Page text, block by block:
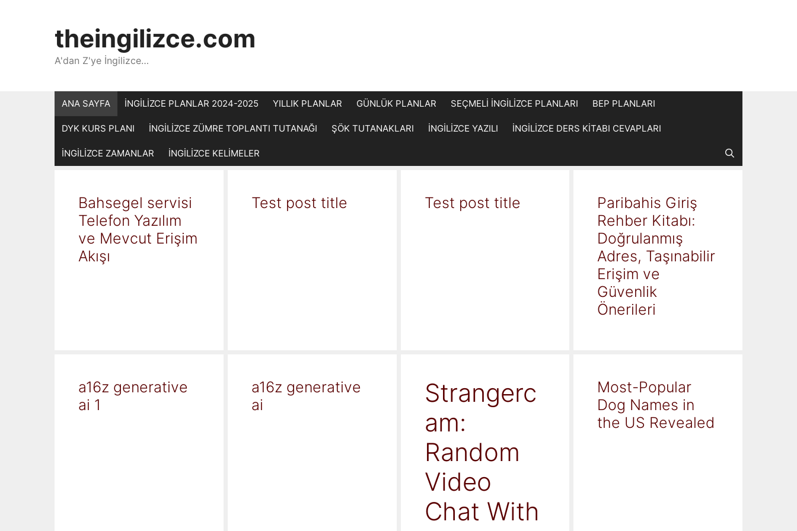
theingilizce.com
A'dan Z'ye İngilizce…
ANA SAYFA İNGİLİZCE PLANLAR 2024-2025 YILLIK PLANLAR GÜNLÜK PLANLAR SEÇMELİ İNGİLİZCE PLANLARI BEP PLANLARI
DYK KURS PLANI İNGİLİZCE ZÜMRE TOPLANTI TUTANAĞI ŞÖK TUTANAKLARI İNGİLİZCE YAZILI İNGİLİZCE DERS KİTABI CEVAPLARI
İNGİLİZCE ZAMANLAR İNGİLİZCE KELİMELER
Bahsegel servisi
Telefon Yazılım
ve Mevcut Erişim
Akışı
Test post title Test post title
Paribahis Giriş
Rehber Kitabı:
Doğrulanmış
Adres, Taşınabilir
Erişim ve
Güvenlik
Önerileri
a16z generative
ai 1
a16z generative
ai
Strangerc
am:
Random
Video
Chat With
Most-Popular
Dog Names in
the US Revealed